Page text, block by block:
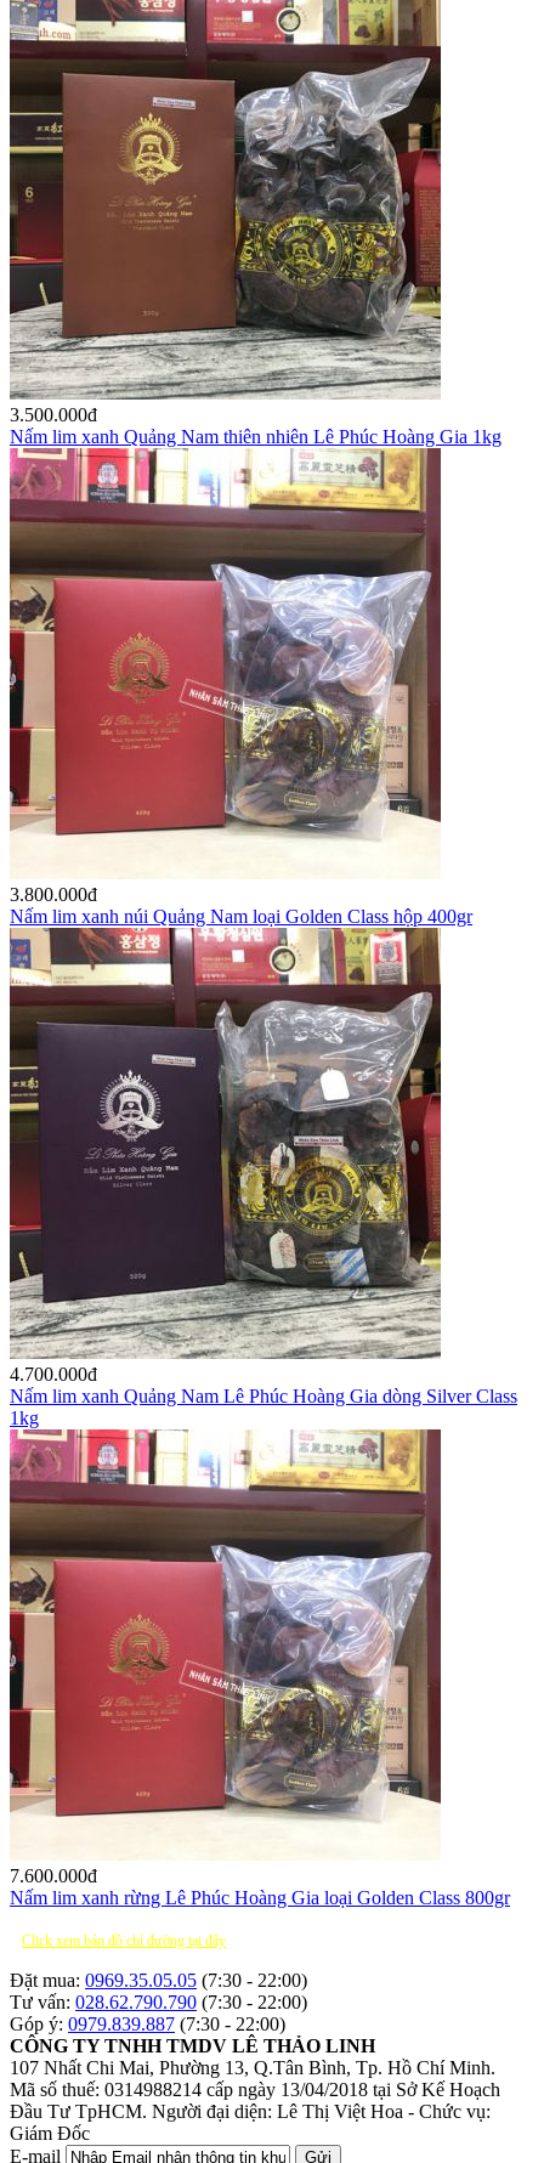
3.500.000đ
Nấm lim xanh Quảng Nam thiên nhiên Lê Phúc Hoàng Gia 1kg
3.800.000đ
Nấm lim xanh núi Quảng Nam loại Golden Class hộp 400gr
4.700.000đ
Nấm lim xanh Quảng Nam Lê Phúc Hoàng Gia dòng Silver Class
1kg
7.600.000đ
Nấm lim xanh rừng Lê Phúc Hoàng Gia loại Golden Class 800gr
Click xem bản đồ chỉ đường tại đây
Đặt mua: 0969.35.05.05 (7:30 - 22:00)
Tư vấn: 028.62.790.790 (7:30 - 22:00)
Góp ý: 0979.839.887 (7:30 - 22:00)
CÔNG TY TNHH TMDV LÊ THẢO LINH
107 Nhất Chi Mai, Phường 13, Q.Tân Bình, Tp. Hồ Chí Minh.
Mã số thuế: 0314988214 cấp ngày 13/04/2018 tại Sở Kế Hoạch
Đầu Tư TpHCM. Người đại diện: Lê Thị Việt Hoa - Chức vụ:
Giám Đốc
E-mail
Gửi